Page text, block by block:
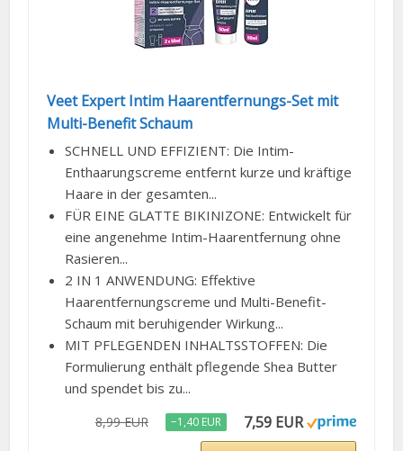
Veet Expert Intim Haarentfernungs-Set mit
Multi-Benefit Schaum
SCHNELL UND EFFIZIENT: Die Intim-
Enthaarungscreme entfernt kurze und kräftige
Haare in der gesamten...
FÜR EINE GLATTE BIKINIZONE: Entwickelt für
eine angenehme Intim-Haarentfernung ohne
Rasieren...
2 IN 1 ANWENDUNG: Effektive
Haarentfernungscreme und Multi-Benefit-
Schaum mit beruhigender Wirkung...
MIT PFLEGENDEN INHALTSSTOFFEN: Die
Formulierung enthält pflegende Shea Butter
und spendet bis zu...
8,99 EUR −1,40 EUR 7,59 EUR